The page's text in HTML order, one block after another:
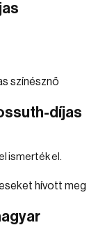
díjas
ismerték el.